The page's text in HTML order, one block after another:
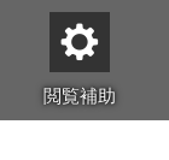
閲覧補助